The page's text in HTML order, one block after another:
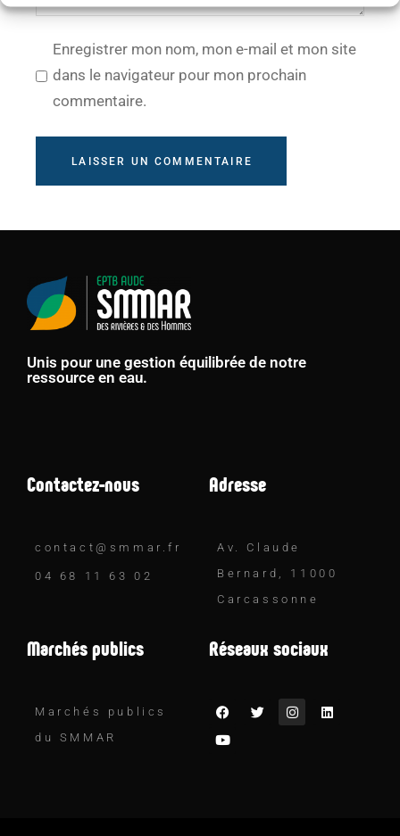
Enregistrer mon nom, mon e-mail et mon site
dans le navigateur pour mon prochain
commentaire.
LAISSER UN COMMENTAIRE
Unis pour une gestion équilibrée de notre
ressource en eau.
Contactez-nous
contact@smmar.fr
04 68 11 63 02
Adresse
Av. Claude
Bernard, 11000
Carcassonne
Marchés publics
Marchés publics
du SMMAR
Réseaux sociaux